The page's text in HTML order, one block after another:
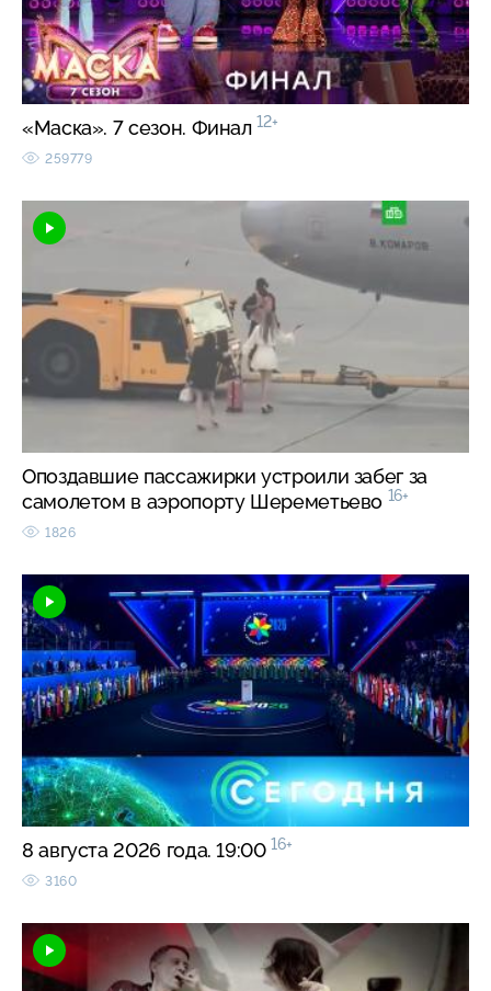
«Маска». 7 сезон. Финал 12+
259779
Опоздавшие пассажирки устроили забег за
самолетом в аэропорту Шереметьево 16+
1826
8 августа 2026 года. 19:00 16+
3160